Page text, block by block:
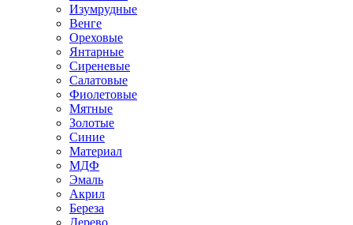
Изумрудные
Венге
Ореховые
Янтарные
Сиреневые
Салатовые
Фиолетовые
Мятные
Золотые
Синие
Материал
МДФ
Эмаль
Акрил
Береза
Дерево